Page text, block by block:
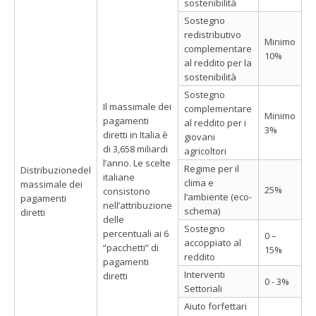
Distribuzionedel
massimale dei
pagamenti
diretti
Il massimale dei
pagamenti
diretti in Italia è
di 3,658 miliardi
l’anno. Le scelte
italiane
consistono
nell’attribuzione
delle
percentuali ai 6
“pacchetti” di
pagamenti
diretti
sostenibilità
Sostegno
redistributivo
complementare
al reddito per la
sostenibilità
Minimo
10%
Sostegno
complementare
al reddito per i
giovani
agricoltori
Minimo
3%
Regime per il
clima e
l’ambiente (eco-
schema)
25%
Sostegno
accoppiato al
reddito
0 –
15%
Interventi
Settoriali
0 - 3%
Aiuto forfettari